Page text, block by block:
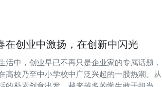
在创业中激扬，在创新中闪光
活中，创业早已不再只是企业家的专属话题，
高校乃至中小学校中广泛兴起的一股热潮。从